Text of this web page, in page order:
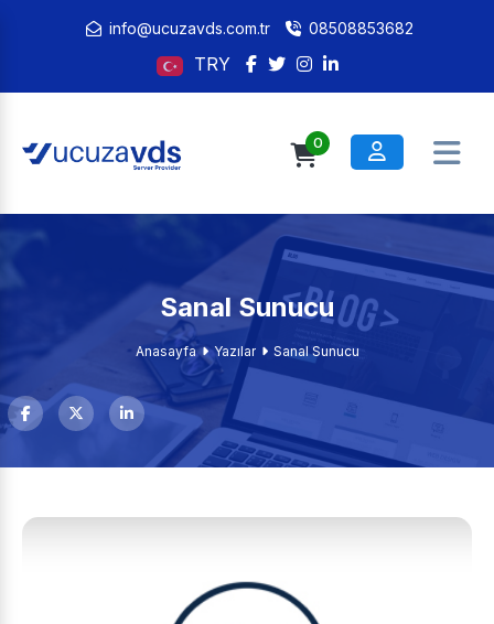
info@ucuzavds.com.tr 08508853682
TRY
0
Sanal Sunucu
Anasayfa Yazılar Sanal Sunucu